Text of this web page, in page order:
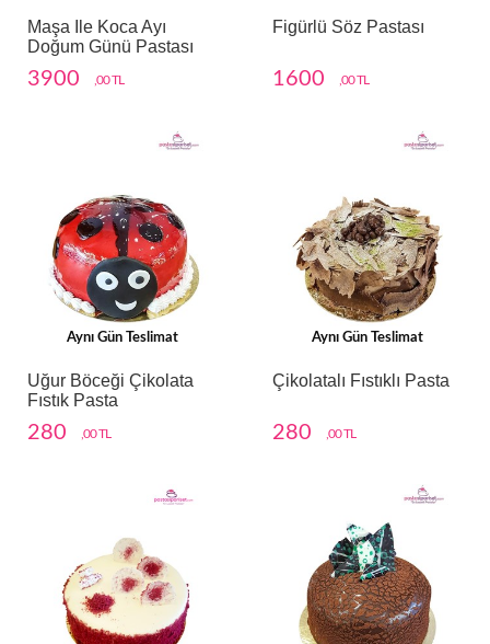
Maşa Ile Koca Ayı
Doğum Günü Pastası
3900 ,00 TL
Figürlü Söz Pastası
1600 ,00 TL
Aynı Gün Teslimat
Uğur Böceği Çikolata
Fıstık Pasta
280 ,00 TL
Aynı Gün Teslimat
Çikolatalı Fıstıklı Pasta
280 ,00 TL